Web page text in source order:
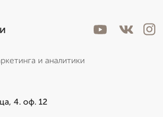
и аналитики
4. оф. 12